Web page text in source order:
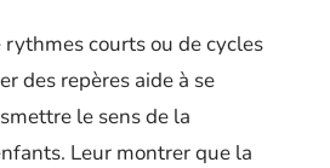
rythmes courts ou de cycles
des repères aide à se
le sens de la
Leur montrer que la